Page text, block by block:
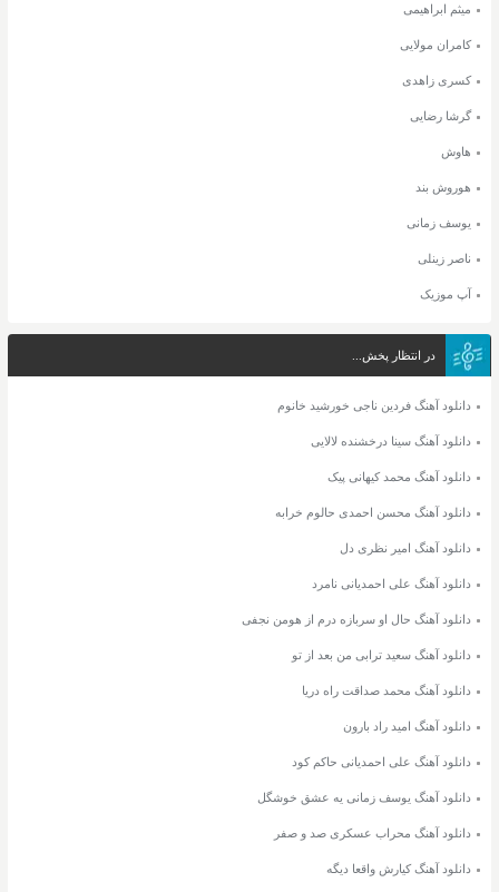
میثم ابراهیمی
کامران مولایی
کسری زاهدی
گرشا رضایی
هاوش
هوروش بند
یوسف زمانی
ناصر زینلی
آپ موزیک
در انتظار پخش...
دانلود آهنگ فردین ناجی خورشید خانوم
دانلود آهنگ سینا درخشنده لالایی
دانلود آهنگ محمد کیهانی پیک
دانلود آهنگ محسن احمدی حالوم خرابه
دانلود آهنگ امیر نظری دل
دانلود آهنگ علی احمدیانی نامرد
دانلود آهنگ حال او سربازه درم از هومن نجفی
دانلود آهنگ سعید ترابی من بعد از تو
دانلود آهنگ محمد صداقت راه دریا
دانلود آهنگ امید راد بارون
دانلود آهنگ علی احمدیانی حاکم کود
دانلود آهنگ یوسف زمانی یه عشق خوشگل
دانلود آهنگ محراب عسکری صد و صفر
دانلود آهنگ کیارش واقعا دیگه